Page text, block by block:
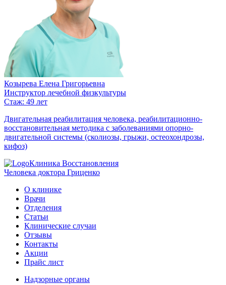
Козырева Елена Григорьевна
Инструктор лечебной физкультуры
Стаж: 49 лет
Двигательная реабилитация человека, реабилитационно-
восстановительная методика с заболеваниями опорно-
двигательной системы (сколиозы, грыжи, остеохондрозы,
кифоз)
Клиника Восстановления
Человека доктора Гриценко
О клинике
Врачи
Отделения
Статьи
Клинические случаи
Отзывы
Контакты
Акции
Прайс лист
Надзорные органы